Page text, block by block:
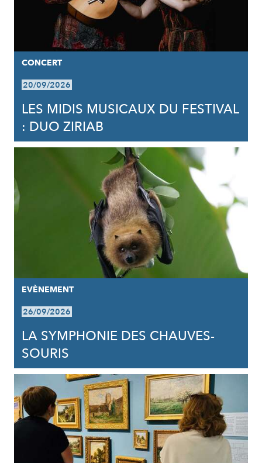
CONCERT
20/09/2026
LES MIDIS MUSICAUX DU FESTIVAL
: DUO ZIRIAB
EVÈNEMENT
26/09/2026
LA SYMPHONIE DES CHAUVES-
SOURIS